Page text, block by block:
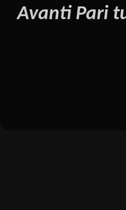
Avanti Pari